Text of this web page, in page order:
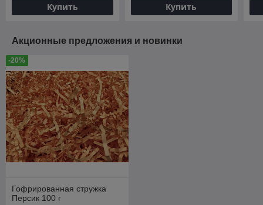
Купить Купить
Акционные предложения и новинки
-20%
Гофрированная стружка
Персик 100 г